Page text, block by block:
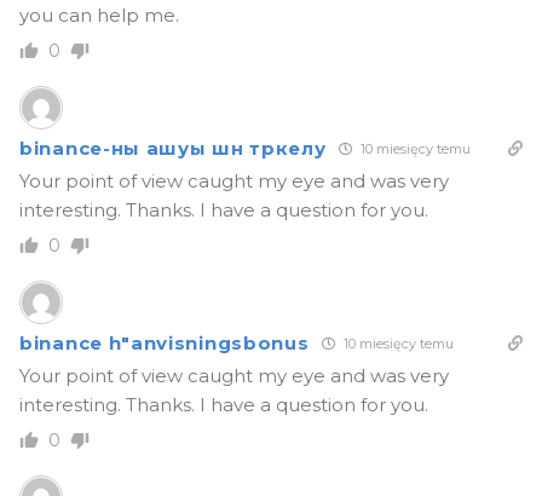
you can help me.
0
binance-ны ашуы шн тркелу 10 miesięcy temu
Your point of view caught my eye and was very
interesting. Thanks. I have a question for you.
0
binance h"anvisningsbonus 10 miesięcy temu
Your point of view caught my eye and was very
interesting. Thanks. I have a question for you.
0